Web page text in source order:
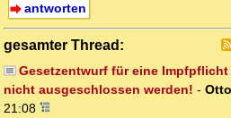
antworten
gesamter Thread:
Gesetzentwurf für eine
nicht ausgeschlossen werden! -
21:08